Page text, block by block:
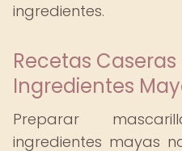
ingredientes.
Recetas
Ingredientes
Preparar
ingredientes mayas